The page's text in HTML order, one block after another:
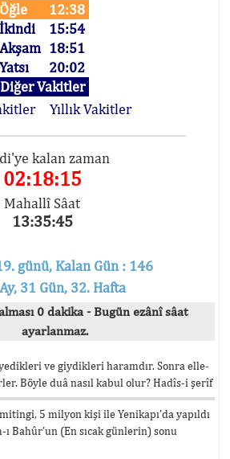
Öğle
12:38
İkindi
15:54
Akşam 18:51
Yatsı
20:02
Diğer Vakitler
Yıllık Vakitler
kalan zaman
02:18:15
Mahallî Sâat
13:35:45
günü, Kalan Gün : 146
31 Gün, 32. Hafta
0 dakika - Bugün ezânî sâat
ayarlanmaz.
ve giydikleri haramdır. Sonra elle-
Böyle duâ nasıl kabul olur? Hadîs-i şerîf
5 milyon kişi ile Yenikapı’da yapıldı
Bahûr’un (En sıcak günlerin) sonu